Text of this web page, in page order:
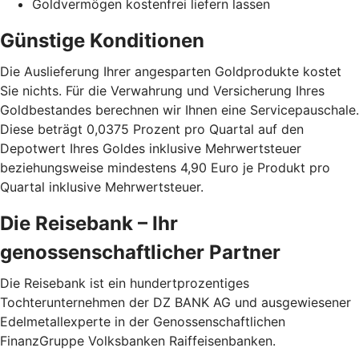
Goldvermögen kostenfrei liefern lassen
Günstige Konditionen
Die Auslieferung Ihrer angesparten Goldprodukte kostet
Sie nichts. Für die Verwahrung und Versicherung Ihres
Goldbestandes berechnen wir Ihnen eine Servicepauschale.
Diese beträgt 0,0375 Prozent pro Quartal auf den
Depotwert Ihres Goldes inklusive Mehrwertsteuer
beziehungsweise mindestens 4,90 Euro je Produkt pro
Quartal inklusive Mehrwertsteuer.
Die Reisebank – Ihr
genossenschaftlicher Partner
Die Reisebank ist ein hundertprozentiges
Tochterunternehmen der DZ BANK AG und ausgewiesener
Edelmetallexperte in der Genossenschaftlichen
FinanzGruppe Volksbanken Raiffeisenbanken.